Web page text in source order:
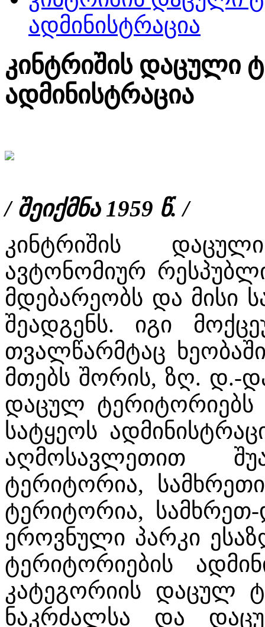
ადმინისტრაცია
კინტრიშის დაცული
ადმინისტრაცია
/ შეიქმნა 1959 წ. /
კინტრიშის
ავტონომიურ
მდებარეობს და მისი
შეადგენს. იგი
თვალწარმტაც
მთებს შორის, ზღ. დ.-
დაცულ
სატყეოს
აღმოსავლეთით
ტერიტორია,
ტერიტორია,
ეროვნული პარკი
ტერიტორიების
კატეგორიის დაცულ
ნაკრძალსა და